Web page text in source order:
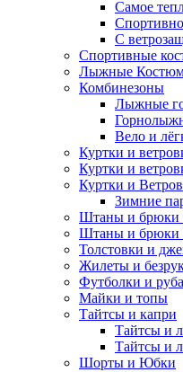
Самое
С
Спортивные
Лыжные
Комбинезоны
Лыжные
Вело и
Куртки и
Куртки и
Куртки и
Зимние
Штаны и брюки
Штаны и брюки
Толстовки и
Жилеты и
Футболки и
Майки и топы
Тайтсы и капри
Тайтсы и
Тайтсы и
Шорты и Юбки